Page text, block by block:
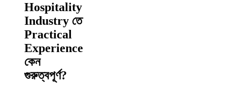
Hospitality
Industry তে
Practical
Experience
কেন
গুরুত্বপূর্ণ?